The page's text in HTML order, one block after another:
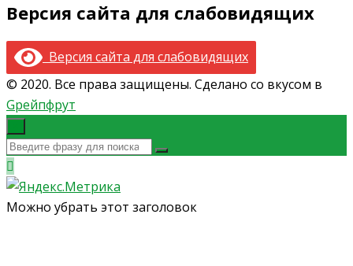
Версия сайта для слабовидящих
Версия сайта для слабовидящих
© 2020. Все права защищены. Сделано со вкусом в
Gрейпфрут
Можно убрать этот заголовок